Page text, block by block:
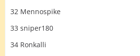
32 Mennospike
33 sniper180
34 Ronkalli